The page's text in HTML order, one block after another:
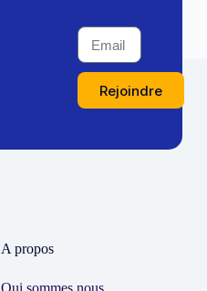
Rejoindre
A propos